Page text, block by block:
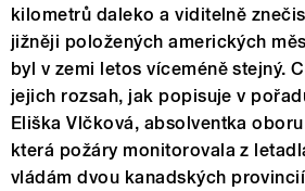
kilometrů daleko a viditelně
jižněji položených amerických
byl v zemi letos víceméně stejný.
jejich rozsah, jak popisuje v
Eliška Vlčková, absolventka
která požáry monitorovala z
vládám dvou kanadských